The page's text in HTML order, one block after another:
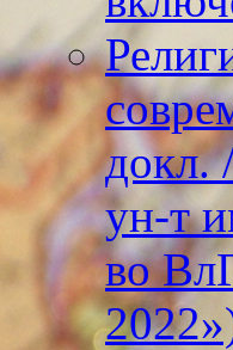
докл.
ун-т
во